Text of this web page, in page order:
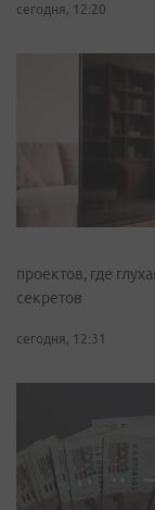
сегодня, 12:20
проектов, где
секретов
сегодня, 12:31